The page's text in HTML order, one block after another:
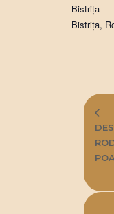
Bistriţa
Bistriţa,